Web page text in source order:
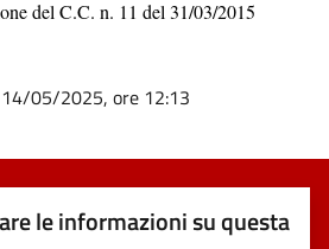
del C.C. n. 11 del 31/03/2015
14/05/2025, ore 12:13
le informazioni su questa